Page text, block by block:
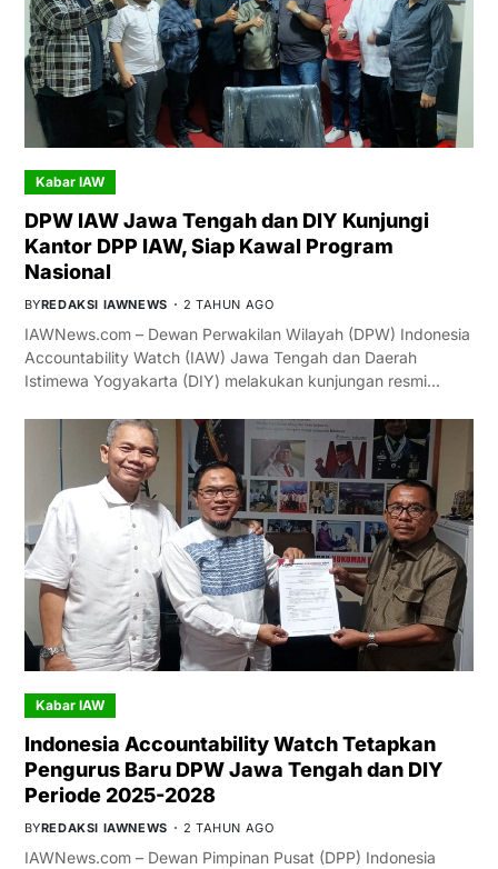
Kabar IAW
DPW IAW Jawa Tengah dan DIY Kunjungi
Kantor DPP IAW, Siap Kawal Program
Nasional
BYREDAKSI IAWNEWS 2 TAHUN AGO
IAWNews.com – Dewan Perwakilan Wilayah (DPW) Indonesia
Accountability Watch (IAW) Jawa Tengah dan Daerah
Istimewa Yogyakarta (DIY) melakukan kunjungan resmi…
Kabar IAW
Indonesia Accountability Watch Tetapkan
Pengurus Baru DPW Jawa Tengah dan DIY
Periode 2025-2028
BYREDAKSI IAWNEWS 2 TAHUN AGO
IAWNews.com – Dewan Pimpinan Pusat (DPP) Indonesia